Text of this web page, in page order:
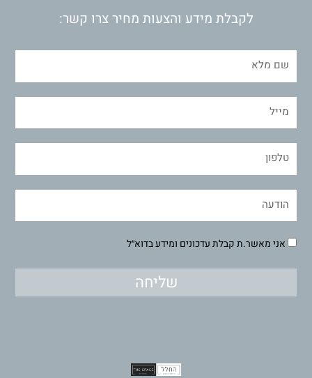
לקבלת מידע והצעות מחיר צרו קשר:
אני מאשר.ת קבלת עדכונים ומידע בדוא״ל
שליחה